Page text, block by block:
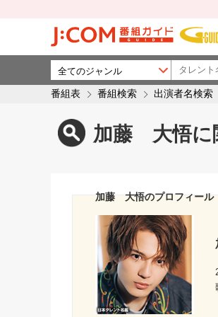
番組表 番組検索 出演者名検索
加藤 大悟に
加藤 大悟のプロフィール